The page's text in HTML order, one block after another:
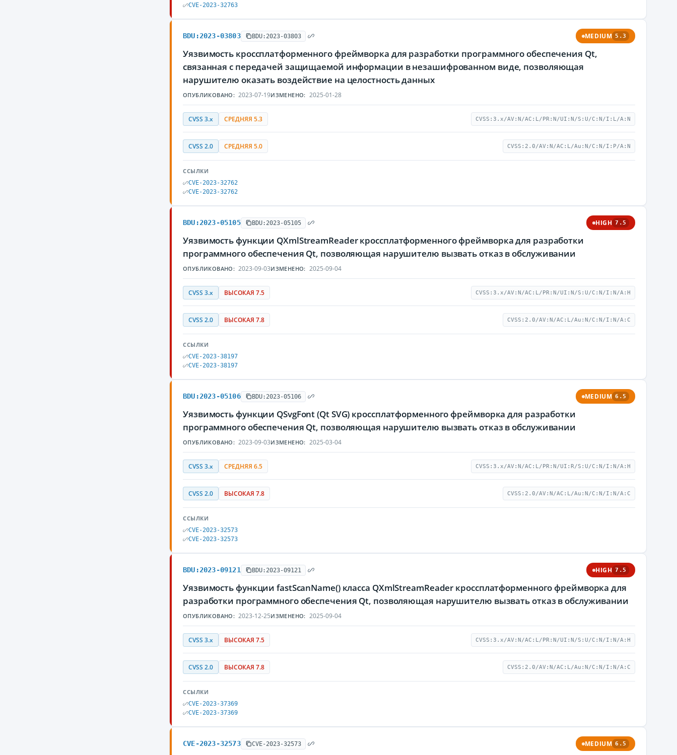
CVE-2023-32763
BDU:2023-03803 BDU:2023-03803 MEDIUM 5.3
Уязвимость кроссплатформенного фреймворка для разработки программного обеспечения Qt,
связанная с передачей защищаемой информации в незашифрованном виде, позволяющая
нарушителю оказать воздействие на целостность данных
ОПУБЛИКОВАНО: 2023-07-19ИЗМЕНЕНО: 2025-01-28
CVSS 3.x СРЕДНЯЯ 5.3 CVSS:3.x/AV:N/AC:L/PR:N/UI:N/S:U/C:N/I:L/A:N
CVSS 2.0 СРЕДНЯЯ 5.0 CVSS:2.0/AV:N/AC:L/Au:N/C:N/I:P/A:N
ССЫЛКИ
CVE-2023-32762
CVE-2023-32762
BDU:2023-05105 BDU:2023-05105 HIGH 7.5
Уязвимость функции QXmlStreamReader кроссплатформенного фреймворка для разработки
программного обеспечения Qt, позволяющая нарушителю вызвать отказ в обслуживании
ОПУБЛИКОВАНО: 2023-09-03ИЗМЕНЕНО: 2025-09-04
CVSS 3.x ВЫСОКАЯ 7.5 CVSS:3.x/AV:N/AC:L/PR:N/UI:N/S:U/C:N/I:N/A:H
CVSS 2.0 ВЫСОКАЯ 7.8 CVSS:2.0/AV:N/AC:L/Au:N/C:N/I:N/A:C
ССЫЛКИ
CVE-2023-38197
CVE-2023-38197
BDU:2023-05106 BDU:2023-05106 MEDIUM 6.5
Уязвимость функции QSvgFont (Qt SVG) кроссплатформенного фреймворка для разработки
программного обеспечения Qt, позволяющая нарушителю вызвать отказ в обслуживании
ОПУБЛИКОВАНО: 2023-09-03ИЗМЕНЕНО: 2025-03-04
CVSS 3.x СРЕДНЯЯ 6.5 CVSS:3.x/AV:N/AC:L/PR:N/UI:R/S:U/C:N/I:N/A:H
CVSS 2.0 ВЫСОКАЯ 7.8 CVSS:2.0/AV:N/AC:L/Au:N/C:N/I:N/A:C
ССЫЛКИ
CVE-2023-32573
CVE-2023-32573
BDU:2023-09121 BDU:2023-09121 HIGH 7.5
Уязвимость функции fastScanName() класса QXmlStreamReader кроссплатформенного фреймворка для
разработки программного обеспечения Qt, позволяющая нарушителю вызвать отказ в обслуживании
ОПУБЛИКОВАНО: 2023-12-25ИЗМЕНЕНО: 2025-09-04
CVSS 3.x ВЫСОКАЯ 7.5 CVSS:3.x/AV:N/AC:L/PR:N/UI:N/S:U/C:N/I:N/A:H
CVSS 2.0 ВЫСОКАЯ 7.8 CVSS:2.0/AV:N/AC:L/Au:N/C:N/I:N/A:C
ССЫЛКИ
CVE-2023-37369
CVE-2023-37369
CVE-2023-32573 CVE-2023-32573 MEDIUM 6.5